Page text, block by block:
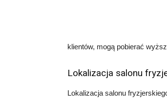
klientów, mogą pobierać
Lokalizacja salonu
Lokalizacja salonu